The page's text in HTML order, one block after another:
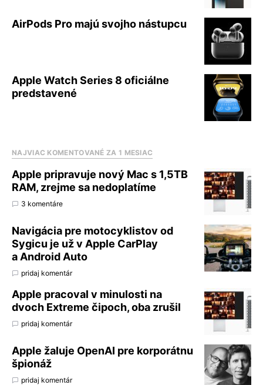
AirPods Pro majú svojho nástupcu
Apple Watch Series 8 oficiálne
predstavené
NAJVIAC KOMENTOVANÉ ZA 1 MESIAC
Apple pripravuje nový Mac s 1,5TB
RAM, zrejme sa nedoplatíme
3 komentáre
Navigácia pre motocyklistov od
Sygicu je už v Apple CarPlay
a Android Auto
pridaj komentár
Apple pracoval v minulosti na
dvoch Extreme čipoch, oba zrušil
pridaj komentár
Apple žaluje OpenAI pre korporátnu
špionáž
pridaj komentár